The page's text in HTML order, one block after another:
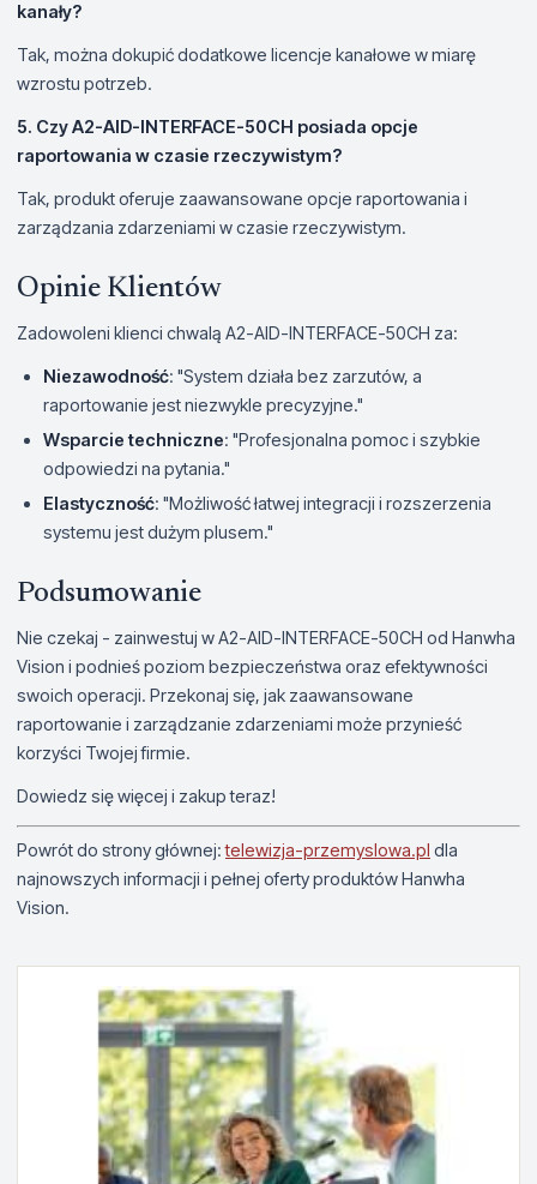
kanały?
Tak, można dokupić dodatkowe licencje kanałowe w miarę
wzrostu potrzeb.
5. Czy A2-AID-INTERFACE-50CH posiada opcje
raportowania w czasie rzeczywistym?
Tak, produkt oferuje zaawansowane opcje raportowania i
zarządzania zdarzeniami w czasie rzeczywistym.
Opinie Klientów
Zadowoleni klienci chwalą A2-AID-INTERFACE-50CH za:
Niezawodność: "System działa bez zarzutów, a
raportowanie jest niezwykle precyzyjne."
Wsparcie techniczne: "Profesjonalna pomoc i szybkie
odpowiedzi na pytania."
Elastyczność: "Możliwość łatwej integracji i rozszerzenia
systemu jest dużym plusem."
Podsumowanie
Nie czekaj - zainwestuj w A2-AID-INTERFACE-50CH od Hanwha
Vision i podnieś poziom bezpieczeństwa oraz efektywności
swoich operacji. Przekonaj się, jak zaawansowane
raportowanie i zarządzanie zdarzeniami może przynieść
korzyści Twojej firmie.
Dowiedz się więcej i zakup teraz!
Powrót do strony głównej:telewizja-przemyslowa.pl dla
najnowszych informacji i pełnej oferty produktów Hanwha
Vision.